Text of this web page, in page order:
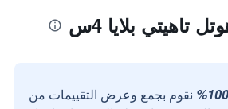
تاهيتي بلايا 4س
نقوم بجمع وعرض التقييمات من